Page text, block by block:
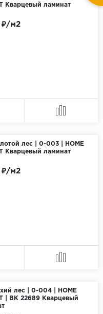
Кварцевый ламинат
₽/м2
лес | 0-003 | HOME
Кварцевый ламинат
₽/м2
лес | 0-004 | HOME
| ВК 22689 Кварцевый